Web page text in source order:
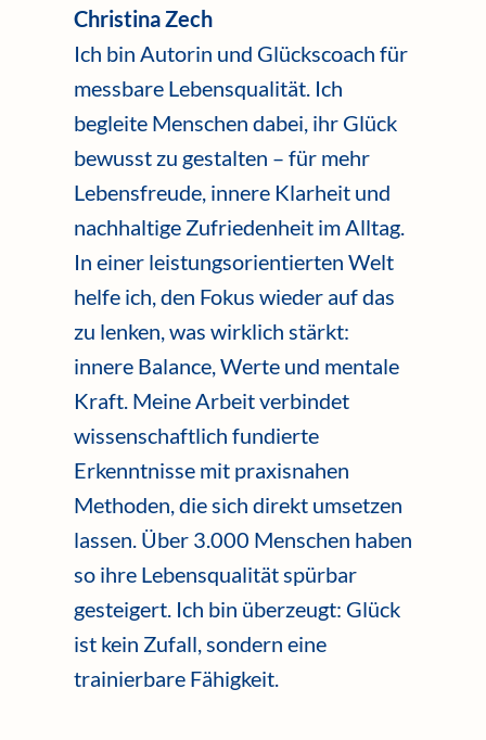
Christina Zech
Ich bin Autorin und Glückscoach für
messbare Lebensqualität. Ich
begleite Menschen dabei, ihr Glück
bewusst zu gestalten – für mehr
Lebensfreude, innere Klarheit und
nachhaltige Zufriedenheit im Alltag.
In einer leistungsorientierten Welt
helfe ich, den Fokus wieder auf das
zu lenken, was wirklich stärkt:
innere Balance, Werte und mentale
Kraft. Meine Arbeit verbindet
wissenschaftlich fundierte
Erkenntnisse mit praxisnahen
Methoden, die sich direkt umsetzen
lassen. Über 3.000 Menschen haben
so ihre Lebensqualität spürbar
gesteigert. Ich bin überzeugt: Glück
ist kein Zufall, sondern eine
trainierbare Fähigkeit.